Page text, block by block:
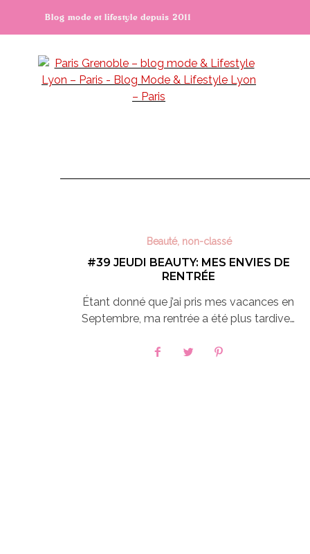
Blog mode et lifestyle depuis 2011
Beauté, non-classé
#39 JEUDI BEAUTY: MES ENVIES DE
RENTRÉE
Étant donné que j’ai pris mes vacances en
Septembre, ma rentrée a été plus tardive…